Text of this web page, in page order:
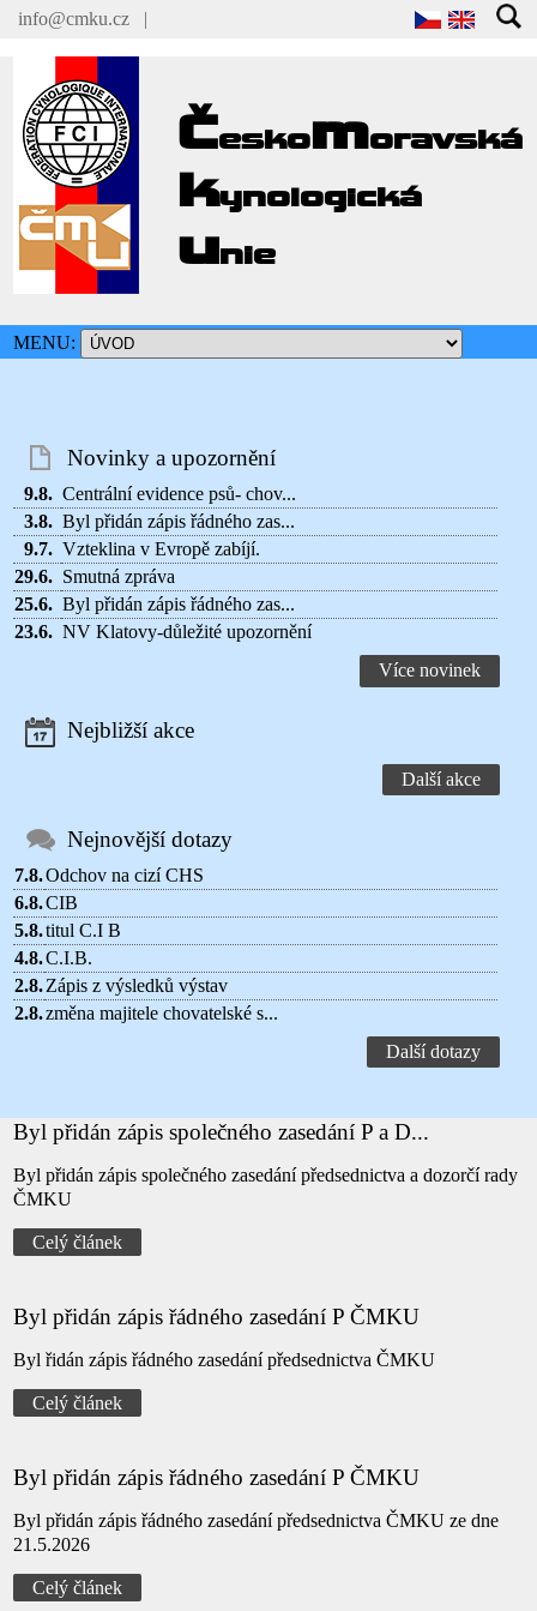
info@cmku.cz |
Českomoravská
kynologická
unie
MENU:
Novinky a upozornění
9.8. Centrální evidence psů- chov...
3.8. Byl přidán zápis řádného zas...
9.7. Vzteklina v Evropě zabíjí.
29.6. Smutná zpráva
25.6. Byl přidán zápis řádného zas...
23.6. NV Klatovy-důležité upozornění
Více novinek
Nejbližší akce
Další akce
Nejnovější dotazy
7.8.Odchov na cizí CHS
6.8.CIB
5.8.titul C.I B
4.8.C.I.B.
2.8.Zápis z výsledků výstav
2.8.změna majitele chovatelské s...
Další dotazy
Byl přidán zápis společného zasedání P a D...
Byl přidán zápis společného zasedání předsednictva a dozorčí rady
ČMKU
Celý článek
Byl přidán zápis řádného zasedání P ČMKU
Byl řidán zápis řádného zasedání předsednictva ČMKU
Celý článek
Byl přidán zápis řádného zasedání P ČMKU
Byl přidán zápis řádného zasedání předsednictva ČMKU ze dne
21.5.2026
Celý článek